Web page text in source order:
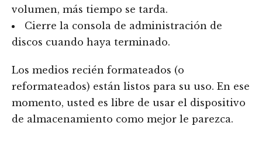
volumen, más tiempo se tarda.
Cierre la consola de administración de
discos cuando haya terminado.
Los medios recién formateados (o
reformateados) están listos para su uso. En ese
momento, usted es libre de usar el dispositivo
de almacenamiento como mejor le parezca.